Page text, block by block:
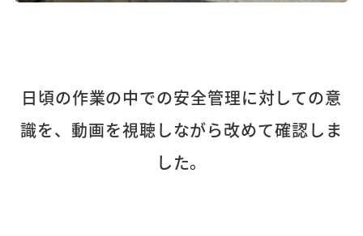
日頃の作業の中での安全管理に対しての意
識を、動画を視聴しながら改めて確認しま
した。